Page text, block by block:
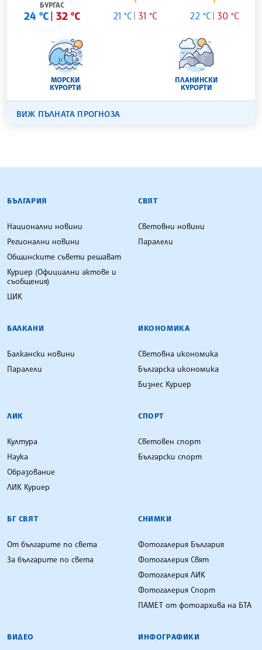
БУРГАС
24 °C 32 °C 21 °C 31 °C 22 °C 30 °C
МОРСКИ
КУРОРТИ
ПЛАНИНСКИ
КУРОРТИ
ВИЖ ПЪЛНАТА ПРОГНОЗА
БЪЛГАРСКА ТЕЛЕГРАФНА АГЕНЦИЯ
БЪЛГАРИЯ
Национални новини
Регионални новини
Общинските съвети решават
Куриер (Официални актове и
съобщения)
ЦИК
СВЯТ
Световни новини
Паралели
БАЛКАНИ
Балкански новини
Паралели
ИКОНОМИКА
Световна икономика
Българска икономика
Бизнес Куриер
ЛИК
Култура
Наука
Образование
ЛИК Куриер
СПОРТ
Световен спорт
Български спорт
БГ СВЯТ
От българите по света
За българите по света
СНИМКИ
Фотогалерия България
Фотогалерия Свят
Фотогалерия ЛИК
Фотогалерия Спорт
ПАМЕТ от фотоархива на БТА
ВИДЕО ИНФОГРАФИКИ